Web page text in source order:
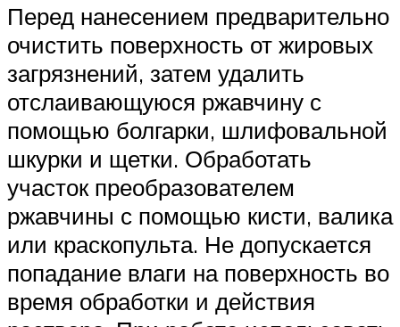
Перед нанесением предварительно
очистить поверхность от жировых
загрязнений, затем удалить
отслаивающуюся ржавчину с
помощью болгарки, шлифовальной
шкурки и щетки. Обработать
участок преобразователем
ржавчины с помощью кисти, валика
или краскопульта. Не допускается
попадание влаги на поверхность во
время обработки и действия